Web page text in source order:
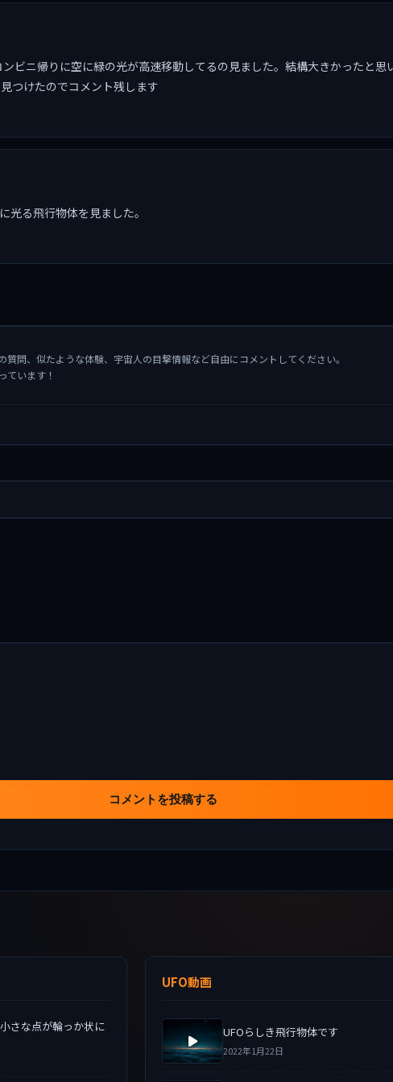
ビニ帰りに空に緑の光が高速移動してるの見ました。結構大きかったと思
つけたのでコメント残します
光る飛行物体を見ました。
質問、似たような体験、宇宙人の目撃情報など自由にコメントしてください。
ています！
コメントを投稿する
さな点が輪っか状に
UFO動画
UFOらしき飛行物体です
2022年1月22日